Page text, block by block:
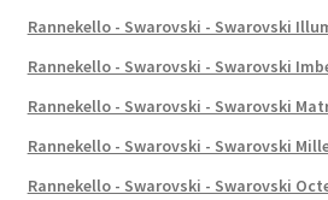
Rannekello - Swarovski - Swarovski
Rannekello - Swarovski - Swarovski
Rannekello - Swarovski - Swarovski
Rannekello - Swarovski - Swarovski
Rannekello - Swarovski - Swarovski